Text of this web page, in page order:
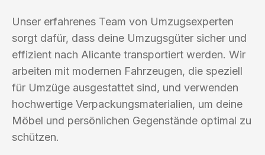
Unser erfahrenes Team von Umzugsexperten
sorgt dafür, dass deine Umzugsgüter sicher und
effizient nach Alicante transportiert werden. Wir
arbeiten mit modernen Fahrzeugen, die speziell
für Umzüge ausgestattet sind, und verwenden
hochwertige Verpackungsmaterialien, um deine
Möbel und persönlichen Gegenstände optimal zu
schützen.